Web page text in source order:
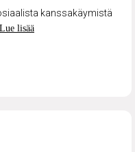
kanssakäymistä
Lue lisää